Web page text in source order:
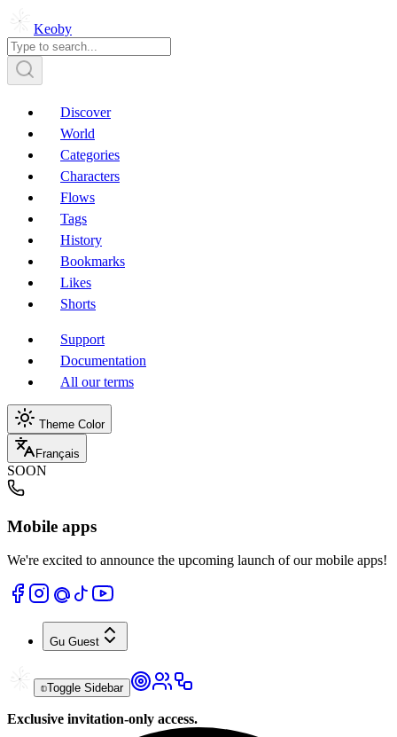
Keoby
Discover
World
Categories
Characters
Flows
Tags
History
Bookmarks
Likes
Shorts
Support
Documentation
All our terms
Theme Color
Français
SOON
Mobile apps
We're excited to announce the upcoming launch of our mobile apps!
Gu Guest
Toggle Sidebar
Exclusive invitation-only access.